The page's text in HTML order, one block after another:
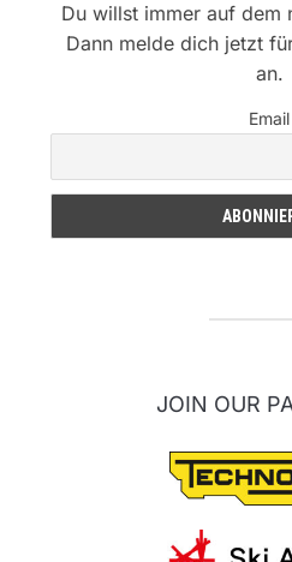
Du willst immer auf dem
Dann melde dich jetzt
an.
Email
JOIN OUR